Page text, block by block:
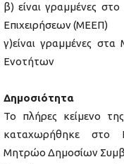
β) είναι γραμμένες
Επιχειρήσεων (ΜΕΕΠ)
γ)είναι γραμμένες
Ενοτήτων
Δημοσιότητα
Το πλήρες κείμενο
καταχωρήθηκε στο
Μητρώο Δημοσίων